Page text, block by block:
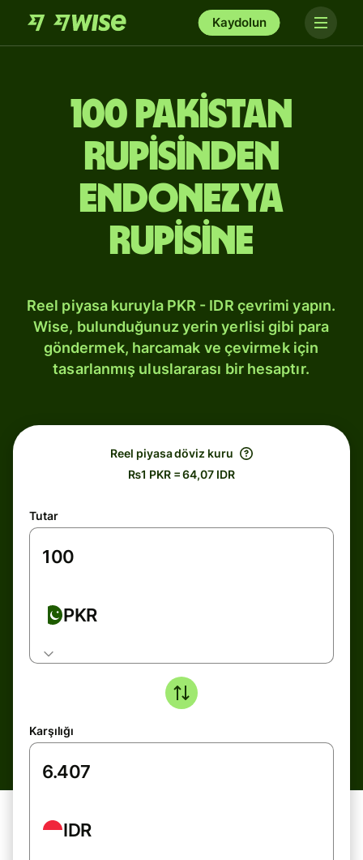
Kaydolun
100 Pakistan
rupisinden
Endonezya
rupisine
Reel piyasa kuruyla PKR - IDR çevrimi yapın.
Wise, bulunduğunuz yerin yerlisi gibi para
göndermek, harcamak ve çevirmek için
tasarlanmış uluslararası bir hesaptır.
Reel piyasa döviz kuru
₨1 PKR = 64,07 IDR
Tutar
PKR
Karşılığı
IDR